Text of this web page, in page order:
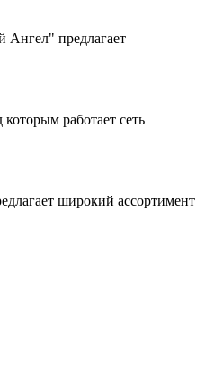
предлагает
работает сеть
широкий ассортимент